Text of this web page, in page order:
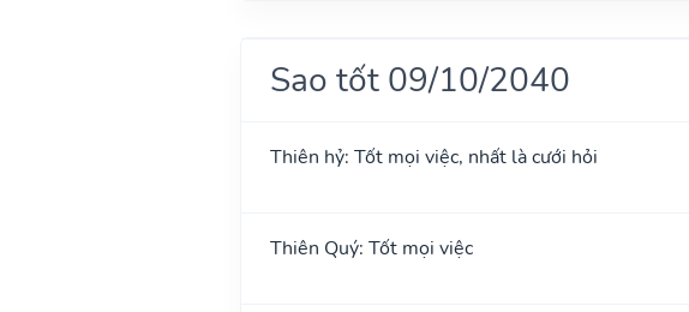
Sao tốt 09/10/2040
Thiên hỷ: Tốt mọi việc, nhất là cưới hỏi
Thiên Quý: Tốt mọi việc